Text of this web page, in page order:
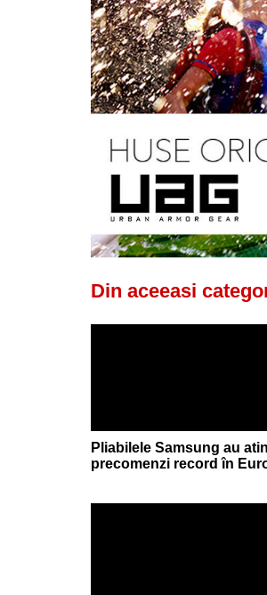
Din aceeasi
Pliabilele Samsung au
precomenzi record în